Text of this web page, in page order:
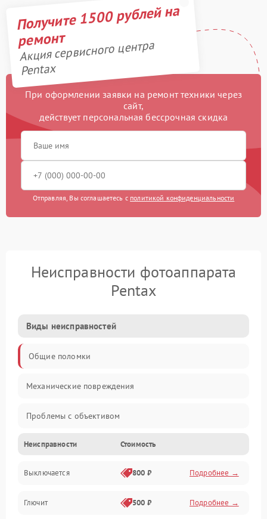
Получите 1500 рублей на
ремонт
Акция сервисного центра
Pentax
При оформлении заявки на ремонт техники через
сайт,
действует персональная бессрочная скидка
Отправляя, Вы соглашаетесь с политикой конфиденциальности
Неисправности фотоаппарата
Pentax
Виды неисправностей
Общие поломки
Механические повреждения
Проблемы с объективом
Электронные ошибки
Механические проблемы
Матрица и оптика
Неисправности Стоимость
Выключается 800 ₽ Подробнее →
Глючит 500 ₽ Подробнее →